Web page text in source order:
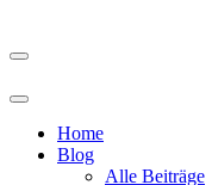
Home
Blog
Alle Beiträge